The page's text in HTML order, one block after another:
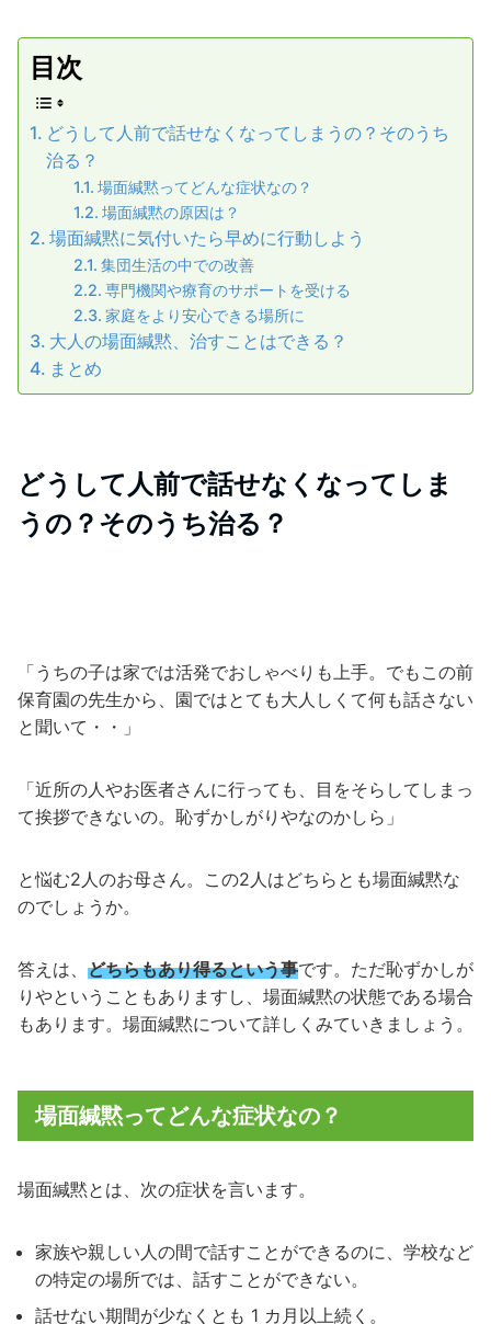
目次
どうして人前で話せなくなってしまうの？そのうち
治る？
場面緘黙ってどんな症状なの？
場面緘黙の原因は？
場面緘黙に気付いたら早めに行動しよう
集団生活の中での改善
専門機関や療育のサポートを受ける
家庭をより安心できる場所に
大人の場面緘黙、治すことはできる？
まとめ
どうして人前で話せなくなってしま
うの？そのうち治る？
「うちの子は家では活発でおしゃべりも上手。でもこの前
保育園の先生から、園ではとても大人しくて何も話さない
と聞いて・・」
「近所の人やお医者さんに行っても、目をそらしてしまっ
て挨拶できないの。恥ずかしがりやなのかしら」
と悩む2人のお母さん。この2人はどちらとも場面緘黙な
のでしょうか。
答えは、 どちらもあり得るという事です。ただ恥ずかしが
りやということもありますし、場面緘黙の状態である場合
もあります。場面緘黙について詳しくみていきましょう。
場面緘黙ってどんな症状なの？
場面緘黙とは、次の症状を言います。
家族や親しい人の間で話すことができるのに、学校など
の特定の場所では、話すことができない。
話せない期間が少なくとも 1 カ月以上続く。